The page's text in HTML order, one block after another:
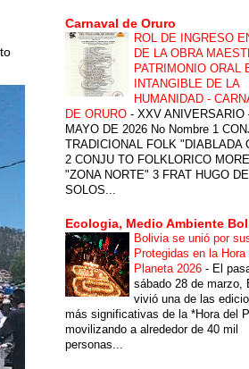
Carnaval de Oruro
ROL DE INGRESO
DE LA OBRA
PATRIMONIO ORAL
INTANGIBLE DE LA
HUMANIDAD -
DE ORURO - XXV ANIVERSARIO
MAYO DE 2026 No Nombre 1
TRADICIONAL FOLK "DIABLADA
2 CONJU TO FOLKLORICO
"ZONA NORTE" 3 FRAT HUGO
SOLOS...
Ecologia, Medio Ambiente
Bolivia se unió por
Protegidas en la Hora
Planeta 2026 - El
sábado 28 de marzo,
vivió una de las
más significativas de la *Hora del
movilizando a alrededor de 40 mil
personas...